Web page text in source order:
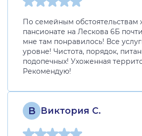
По семейным обстоятельствам
пансионате на Лескова 6Б
мне там понравилось! Все
уровне! Чистота, порядок,
подопечных! Ухоженная
Рекомендую!
В Виктория С.